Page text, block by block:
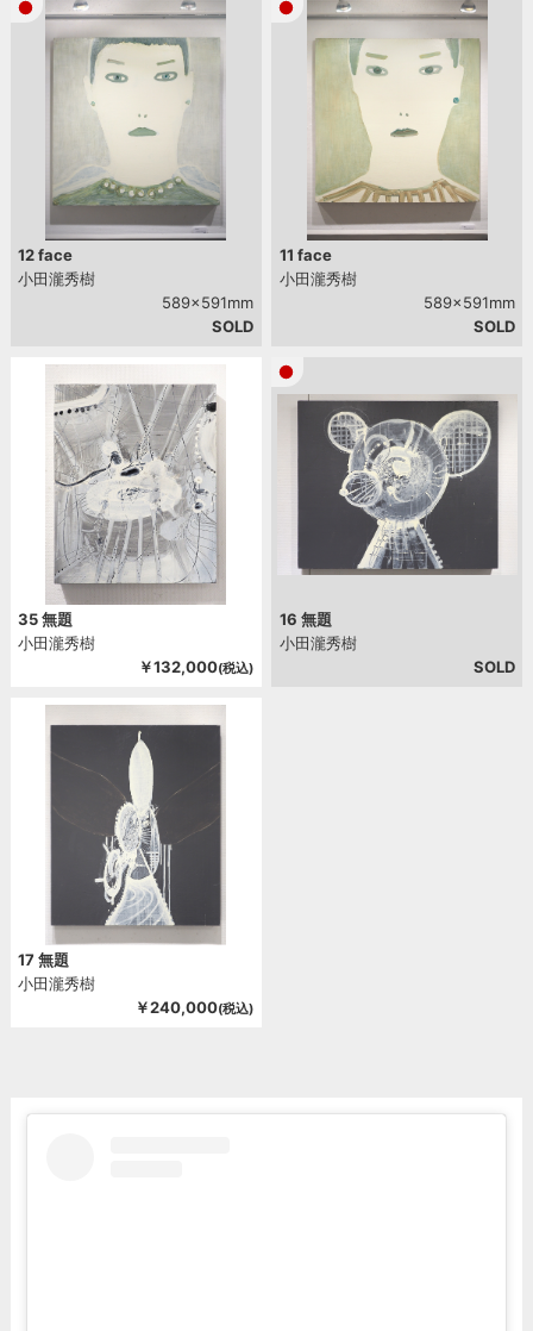
12 face
小田瀧秀樹
589x591mm
SOLD
11 face
小田瀧秀樹
589x591mm
SOLD
35 無題
小田瀧秀樹
￥132,000(税込)
16 無題
小田瀧秀樹
SOLD
17 無題
小田瀧秀樹
￥240,000(税込)